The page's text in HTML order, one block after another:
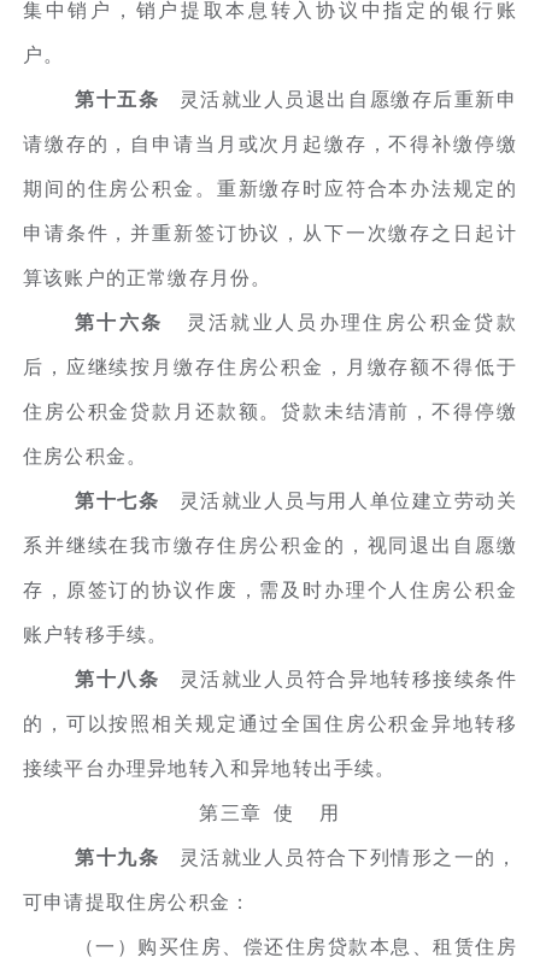
集中销户，销户提取本息转入协议中指定的银行账
户。
第十五条 灵活就业人员退出自愿缴存后重新申
请缴存的，自申请当月或次月起缴存，不得补缴停缴
期间的住房公积金。重新缴存时应符合本办法规定的
申请条件，并重新签订协议，从下一次缴存之日起计
算该账户的正常缴存月份。
第十六条 灵活就业人员办理住房公积金贷款
后，应继续按月缴存住房公积金，月缴存额不得低于
住房公积金贷款月还款额。贷款未结清前，不得停缴
住房公积金。
第十七条 灵活就业人员与用人单位建立劳动关
系并继续在我市缴存住房公积金的，视同退出自愿缴
存，原签订的协议作废，需及时办理个人住房公积金
账户转移手续。
第十八条 灵活就业人员符合异地转移接续条件
的，可以按照相关规定通过全国住房公积金异地转移
接续平台办理异地转入和异地转出手续。
第三章 使 用
第十九条 灵活就业人员符合下列情形之一的，
可申请提取住房公积金：
（一）购买住房、偿还住房贷款本息、租赁住房